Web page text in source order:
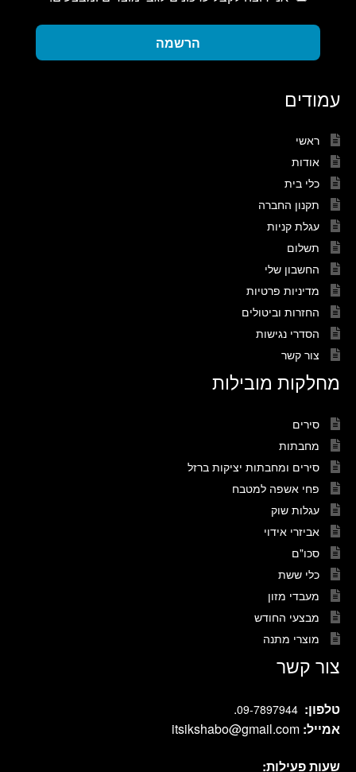
הרשמה
עמודים
ראשי
אודות
כלי בית
תקנון החברה
עגלת קניות
תשלום
החשבון שלי
מדיניות פרטיות
החזרות וביטולים
הסדרי נגישות
צור קשר
מחלקות מובילות
סירים
מחבתות
סירים ומחבתות יציקות ברזל
פחי אשפה למטבח
עגלות שוק
אביזרי אידוי
סכו"ם
כלי ששת
מעבדי מזון
מבצעי החודש
מוצרי מתנה
צור קשר
טלפון: 09-7897944
.
אמייל: itsikshabo@gmail.com
שעות פעילות: